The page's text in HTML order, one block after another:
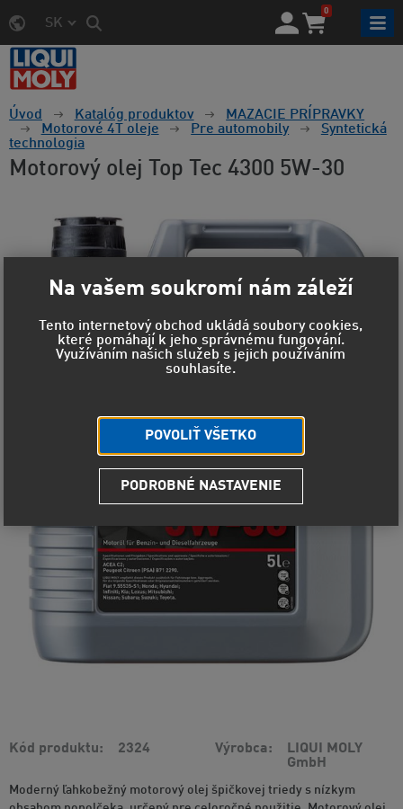
SK
0
Úvod Katalóg produktov
MAZACIE PRÍPRAVKY
Motorové 4T oleje
Pre automobily
Syntetická
technologia
Motorový olej Top Tec 4300 5W-30
Kód produktu 2324 Výrobca
LIQUI MOLY
GmbH
Moderný ľahkobežný motorový olej špičkovej triedy s nízkym
Na vašem soukromí nám záleží
Tento internetový obchod ukládá soubory cookies,
které pomáhají k jeho správnému fungování.
Využíváním našich služeb s jejich používáním
souhlasíte.
POVOLIŤ VŠETKO
PODROBNÉ NASTAVENIE